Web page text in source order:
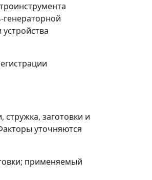
генераторной
заготовки и
уточняются
применяемый